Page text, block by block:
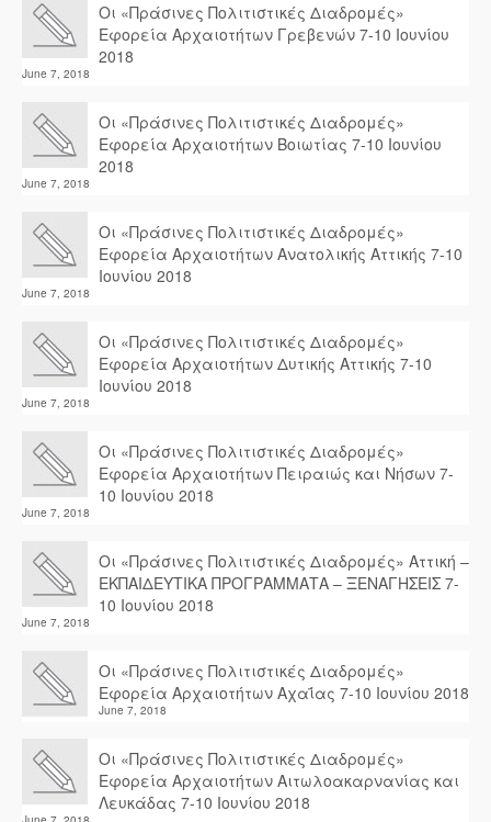
Οι «Πράσινες Πολιτιστικές Διαδρομές»
Εφορεία Αρχαιοτήτων Γρεβενών 7-10 Ιουνίου
2018
June 7, 2018
Οι «Πράσινες Πολιτιστικές Διαδρομές»
Εφορεία Αρχαιοτήτων Βοιωτίας 7-10 Ιουνίου
2018
June 7, 2018
Οι «Πράσινες Πολιτιστικές Διαδρομές»
Εφορεία Αρχαιοτήτων Ανατολικής Αττικής 7-10
Ιουνίου 2018
June 7, 2018
Οι «Πράσινες Πολιτιστικές Διαδρομές»
Εφορεία Αρχαιοτήτων Δυτικής Αττικής 7-10
Ιουνίου 2018
June 7, 2018
Οι «Πράσινες Πολιτιστικές Διαδρομές»
Εφορεία Αρχαιοτήτων Πειραιώς και Νήσων 7-
10 Ιουνίου 2018
June 7, 2018
Οι «Πράσινες Πολιτιστικές Διαδρομές» Αττική –
ΕΚΠΑΙΔΕΥΤΙΚΑ ΠΡΟΓΡΑΜΜΑΤΑ – ΞΕΝΑΓΗΣΕΙΣ 7-
10 Ιουνίου 2018
June 7, 2018
Οι «Πράσινες Πολιτιστικές Διαδρομές»
Εφορεία Αρχαιοτήτων Αχαΐας 7-10 Ιουνίου 2018
June 7, 2018
Οι «Πράσινες Πολιτιστικές Διαδρομές»
Εφορεία Αρχαιοτήτων Αιτωλοακαρνανίας και
Λευκάδας 7-10 Ιουνίου 2018